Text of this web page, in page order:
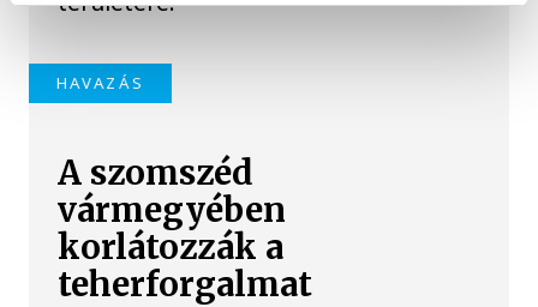
HAVAZÁS
A szomszéd
vármegyében
korlátozzák a
teherforgalmat